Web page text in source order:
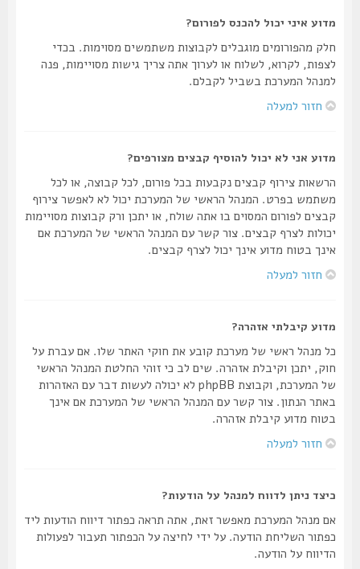
מדוע איני יכול להכנס לפורום?
חלק מהפורומים מוגבלים לקבוצות משתמשים מסוימות. בכדי
לצפות, לקרוא, לשלוח או לערוך אתה צריך גישות מסויימות, פנה
למנהל המערכת בשביל לקבלם.
חזור למעלה
מדוע אני לא יכול להוסיף קבצים מצורפים?
הרשאות צירוף קבצים נקבעות בכל פורום, לכל קבוצה, או לכל
משתמש בפרט. המנהל הראשי של המערכת יכול לא לאפשר צירוף
קבצים לפורום המסוים בו אתה שולח, או יתכן ורק קבוצות מסויימות
יכולות לצרף קבצים. צור קשר עם המנהל הראשי של המערכת אם
אינך בטוח מדוע אינך יכול לצרף קבצים.
חזור למעלה
מדוע קיבלתי אזהרה?
כל מנהל ראשי של מערכת קובע את חוקי האתר שלו. אם עברת על
חוק, יתכן וקיבלת אזהרה. שים לב כי זוהי החלטת המנהל הראשי
של המערכת, וקבוצת phpBB לא יכולה לעשות דבר עם האזהרות
באתר הנתון. צור קשר עם המנהל הראשי של המערכת אם אינך
בטוח מדוע קיבלת אזהרה.
חזור למעלה
כיצד ניתן לדווח למנהל על הודעות?
אם מנהל המערכת מאפשר זאת, אתה תראה כפתור דיווח הודעות ליד
כפתור השליחת הודעה. על ידי לחיצה על הכפתור תעבור לפעולות
הדיווח על הודעה.